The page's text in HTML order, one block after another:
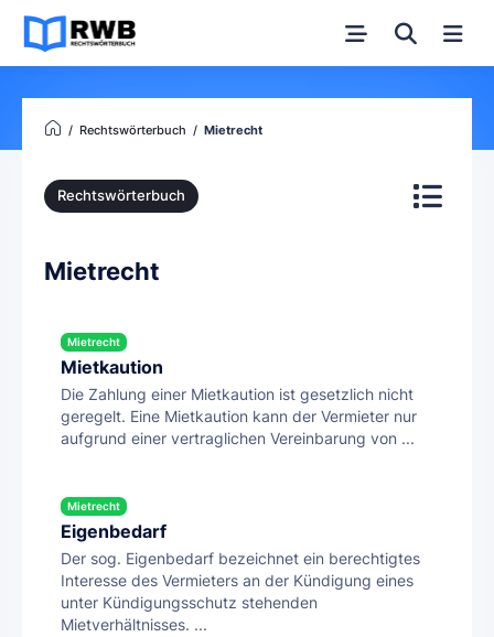
Rechtswörterbuch Mietrecht
Rechtswörterbuch
Mietrecht
Mietrecht
Mietkaution
Die Zahlung einer Mietkaution ist gesetzlich nicht
geregelt. Eine Mietkaution kann der Vermieter nur
aufgrund einer vertraglichen Vereinbarung von ...
Mietrecht
Eigenbedarf
Der sog. Eigenbedarf bezeichnet ein berechtigtes
Interesse des Vermieters an der Kündigung eines
unter Kündigungsschutz stehenden
Mietverhältnisses. ...